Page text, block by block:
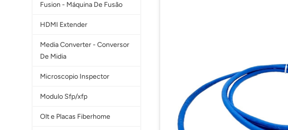
Fusion - Máquina De Fusão
HDMI Extender
Media Converter - Conversor
De Midia
Microscopio Inspector
Modulo Sfp/xfp
Olt e Placas Fiberhome